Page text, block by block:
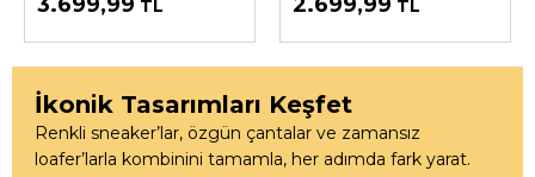
TL TL
İkonik Tasarımları Keşfet
Renkli sneaker’lar, özgün çantalar ve zamansız
loafer’larla kombinini tamamla, her adımda fark yarat.